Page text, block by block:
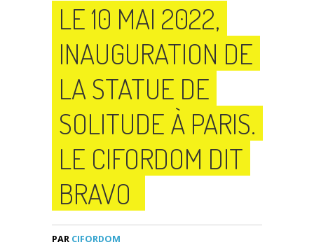
LE 10 MAI 2022,
INAUGURATION DE
LA STATUE DE
SOLITUDE À PARIS.
LE CIFORDOM DIT
BRAVO
PAR CIFORDOM